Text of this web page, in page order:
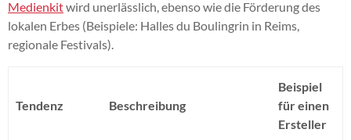
Medienkitwird unerlässlich, ebenso wie die Förderung des
lokalen Erbes (Beispiele: Halles du Boulingrin in Reims,
regionale Festivals).
Tendenz Beschreibung
Beispiel
für einen
Ersteller